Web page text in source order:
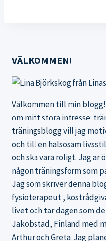
VÄLKOMMEN!
Välkommen till min
om mitt stora intresse:
träningsbloggvill jag
och till en hälsosam
och ska vara roligt. Jag
någon träningsform som
Jag som skriver denna
fysioterapeut ,
livet och tar dagen som
Jakobstad, Finland med
Arthur och Greta. Jag